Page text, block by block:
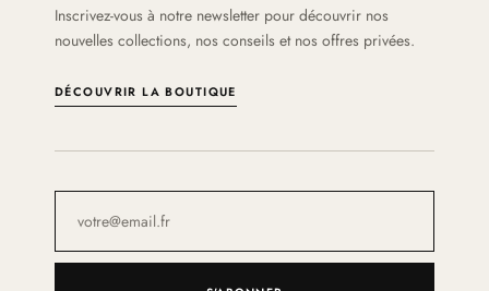
Inscrivez-vous à notre newsletter pour découvrir nos
nouvelles collections, nos conseils et nos offres privées.
DÉCOUVRIR LA BOUTIQUE